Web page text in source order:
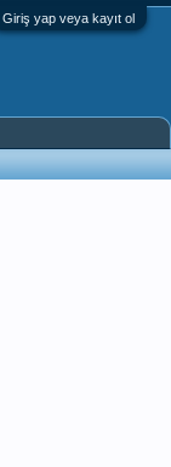
Giriş yap veya kayıt ol